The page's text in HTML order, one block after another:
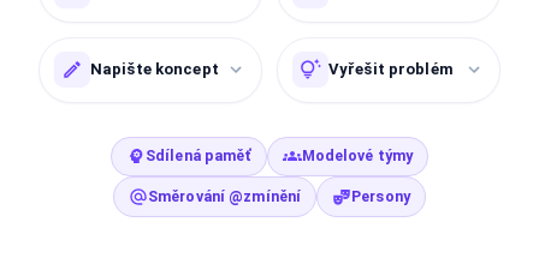
Napište koncept Vyřešit problém
Sdílená paměť Modelové týmy
Směrování @zmínění Persony